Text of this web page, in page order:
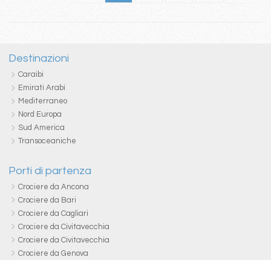
Destinazioni
Caraibi
Emirati Arabi
Mediterraneo
Nord Europa
Sud America
Transoceaniche
Porti di partenza
Crociere da Ancona
Crociere da Bari
Crociere da Cagliari
Crociere da Civitavecchia
Crociere da Civitavecchia
Crociere da Genova